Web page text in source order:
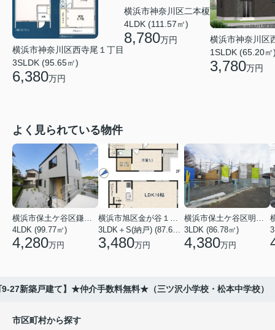
横浜市神奈川区西寺尾１丁目
3SLDK (95.65㎡)
6,380万円
横浜市神奈川区二本榎
4LDK (111.57㎡)
8,780万円
横浜市神奈川区
1SLDK (65.20㎡
3,780万円
よく見られている物件
4LDK (99.77㎡)
4,280万円 3,480万円
3LDK (86.78㎡)
4,380万円
27新築戸建て】★仲介手数料無料★（三ツ沢小学校・松本中学校）
市区町村から探す